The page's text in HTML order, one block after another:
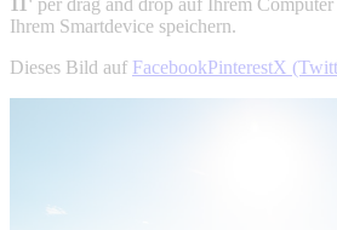
Ihrem Smartdevice speichern.
Dieses Bild auf FacebookPinterestX